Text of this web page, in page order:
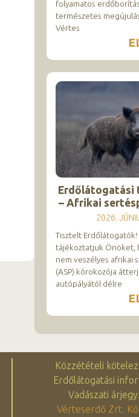
folyamatos
természetes
Vértes
Erdőlátogatási
– Afrikai
2026.
Tisztelt Erdőlátogatók!
tájékoztatjuk Önöket,
nem veszélyes afrikai
(ASP) kórokozója
autópályától délre
Közzétételi
Erdőlátogatási
Vadászati
Vérteserdő Zrt.